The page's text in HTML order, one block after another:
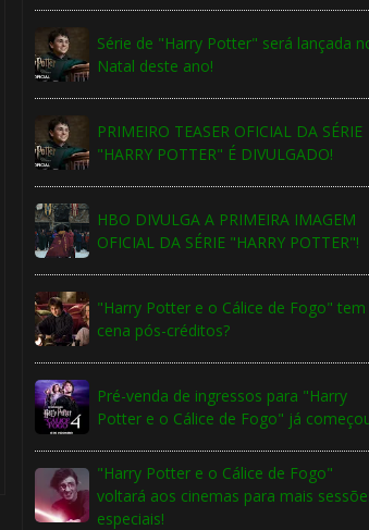
Série de "Harry Potter" será lançada
Natal deste ano!
PRIMEIRO TEASER OFICIAL DA SÉRIE
"HARRY POTTER" É DIVULGADO!
HBO DIVULGA A PRIMEIRA IMAGEM
OFICIAL DA SÉRIE "HARRY POTTER"!
"Harry Potter e o Cálice de Fogo" tem
cena pós-créditos?
Pré-venda de ingressos para "Harry
Potter e o Cálice de Fogo" já
"Harry Potter e o Cálice de Fogo"
voltará aos cinemas para mais
especiais!